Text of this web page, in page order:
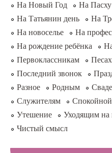
На Новый Год
На Пасху
На Татьянин день
На
На новоселье
На
На рождение ребёнка
Первоклассникам
Песах
Последний звонок
Разное
Родным
Служителям
Утешение
Уходящим на
Чистый смысл